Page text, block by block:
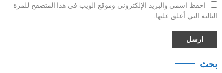
احفظ اسمي والبريد الإلكتروني وموقع الويب في هذا المتصفح للمرة
التالية التي أعلق عليها.
بحث